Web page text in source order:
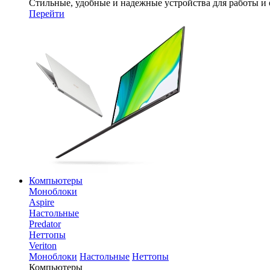
Стильные, удобные и надежные устройства для работы и
Перейти
Компьютеры
Моноблоки
Aspire
Настольные
Predator
Неттопы
Veriton
Моноблоки Настольные Неттопы
Компьютеры